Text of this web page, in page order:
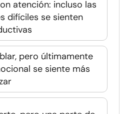
atención: incluso las
difíciles se sienten
pero últimamente
se siente más